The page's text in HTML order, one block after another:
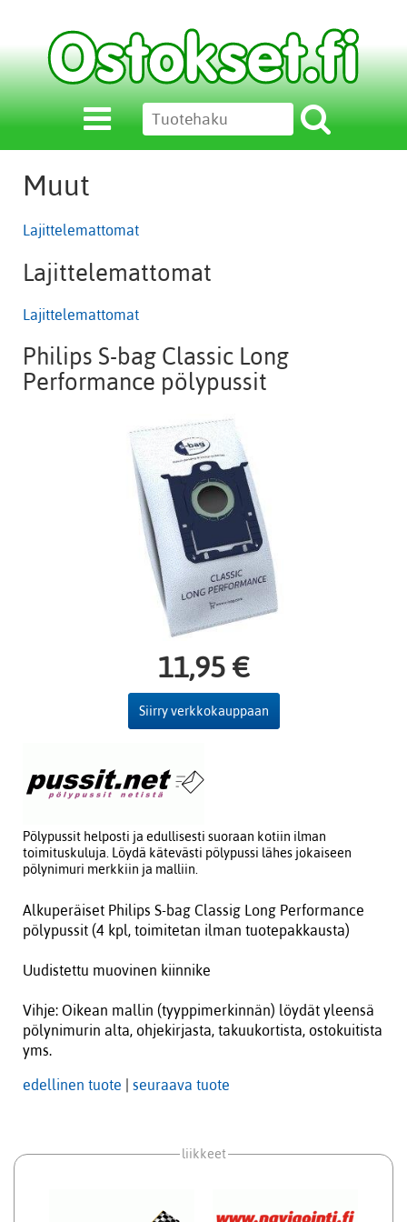
Muut
Lajittelemattomat
Lajittelemattomat
Lajittelemattomat
Philips S-bag Classic Long
Performance pölypussit
11,95 €
Siirry verkkokauppaan
Pölypussit helposti ja edullisesti suoraan kotiin ilman
toimituskuluja. Löydä kätevästi pölypussi lähes jokaiseen
pölynimuri merkkiin ja malliin.
Alkuperäiset Philips S-bag Classig Long Performance
pölypussit (4 kpl, toimitetan ilman tuotepakkausta)
Uudistettu muovinen kiinnike
Vihje: Oikean mallin (tyyppimerkinnän) löydät yleensä
pölynimurin alta, ohjekirjasta, takuukortista, ostokuitista
yms.
edellinen tuote seuraava tuote
liikkeet